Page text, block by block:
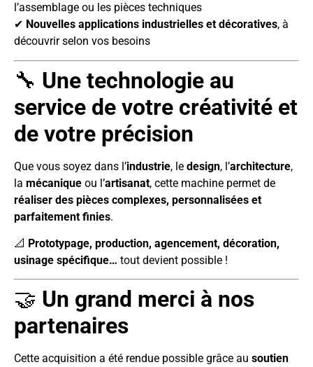
l’assemblage ou les pièces techniques
✔ Nouvelles applications industrielles et décoratives, à
découvrir selon vos besoins
🔧 Une technologie au
service de votre créativité et
de votre précision
Que vous soyez dans l’industrie, le design, l’architecture,
la mécanique ou l’artisanat, cette machine permet de
réaliser des pièces complexes, personnalisées et
parfaitement finies.
📐 Prototypage, production, agencement, décoration,
usinage spécifique… tout devient possible !
🤝 Un grand merci à nos
partenaires
Cette acquisition a été rendue possible grâce au soutien